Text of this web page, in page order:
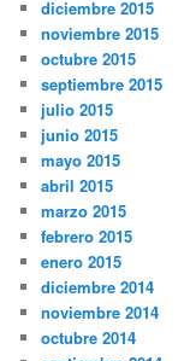
diciembre 2015
noviembre 2015
octubre 2015
septiembre 2015
julio 2015
junio 2015
mayo 2015
abril 2015
marzo 2015
febrero 2015
enero 2015
diciembre 2014
noviembre 2014
octubre 2014